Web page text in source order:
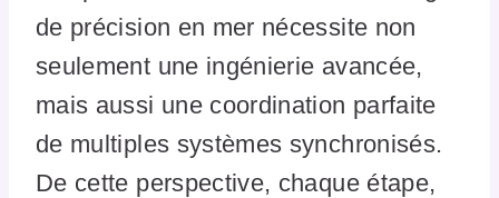
de précision en mer nécessite non
seulement une ingénierie avancée,
mais aussi une coordination parfaite
de multiples systèmes synchronisés.
De cette perspective, chaque étape,